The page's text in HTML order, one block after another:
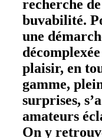
recherche
buvabilité.
une
plaisir, en
gamme,
surprises,
amateurs
On y